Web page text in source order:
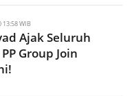
13:58 WIB
Ajak Seluruh
Group Join